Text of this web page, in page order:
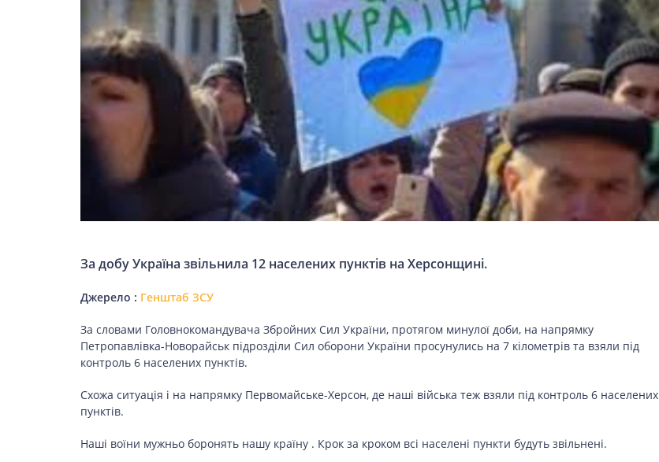
НОВИНИ КУЛЬТУРИ
КАЛЕНДАР УГКЦ/РКЦ
Літургійні читання УГКЦ
COVID-19
За добу Україна звільнила 12 населених пунктів на Херсонщині.
Джерело : Генштаб ЗСУ
За словами Головнокомандувача Збройних Сил України, протягом минулої доби, на напрямку
Петропавлівка-Новорайськ підрозділи Сил оборони України просунулись на 7 кілометрів та взяли під
контроль 6 населених пунктів.
Схожа ситуація і на напрямку Первомайське-Херсон, де наші війська теж взяли під контроль 6 населених
пунктів.
Наші воїни мужньо боронять нашу країну . Крок за кроком всі населені пункти будуть звільнені.